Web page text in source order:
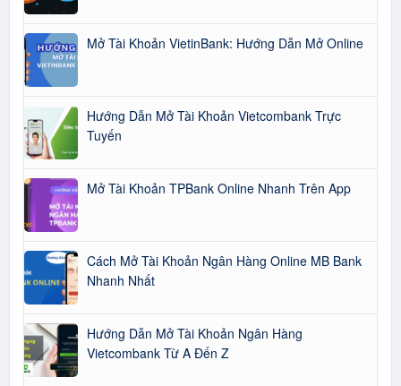
Mở Tài Khoản VietinBank: Hướng Dẫn Mở Online
Hướng Dẫn Mở Tài Khoản Vietcombank Trực
Tuyến
Mở Tài Khoản TPBank Online Nhanh Trên App
Cách Mở Tài Khoản Ngân Hàng Online MB Bank
Nhanh Nhất
Hướng Dẫn Mở Tài Khoản Ngân Hàng
Vietcombank Từ A Đến Z